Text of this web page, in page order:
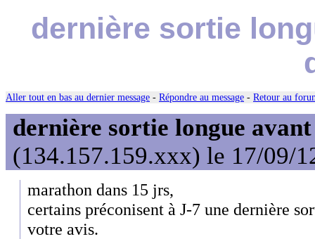
dernière sortie
Aller tout en bas au dernier message - Répondre au message - Retour au
dernière sortie longue
(134.157.159.xxx) le 17/09/
marathon dans 15 jrs,
certains préconisent à J-7 une dernière
votre avis.